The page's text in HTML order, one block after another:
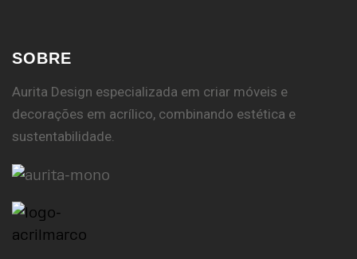
SOBRE
Aurita Design especializada em criar móveis e
decorações em acrílico, combinando estética e
sustentabilidade.